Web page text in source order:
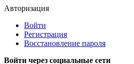
Авторизация
Войти
Регистрация
Восстановление пароля
Войти через социальные сети